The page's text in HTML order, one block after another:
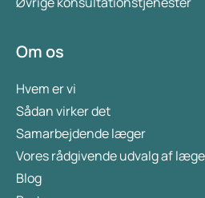
Om os
Hvem er vi
Sådan virker det
Samarbejdende læger
Vores rådgivende udvalg af
Blog